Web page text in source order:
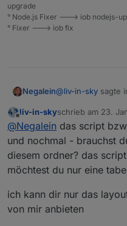
upgrade
° Node.js Fixer ---> iob nodejs-
° Fixer ---> iob fix
Negalein@liv-in-sky sagte
das script legt
als datenpunkte
Das hab ich
obiges Script läuft
Jetzt wäre es
Offline
liv-in-skyschrieb am 23.
zuletzt editiert
@Negalein das script
und nochmal - brauchst
diesem ordner? das
möchtest du nur eine
ich kann dir nur das
von mir anbieten